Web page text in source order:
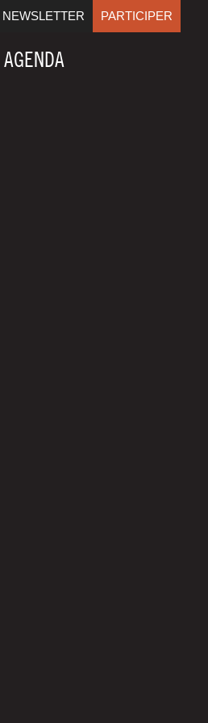
NEWSLETTER PARTICIPER
AGENDA